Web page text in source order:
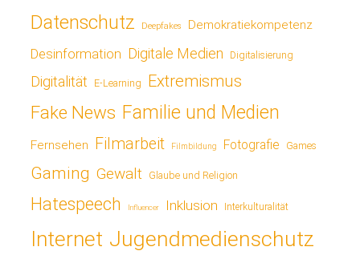
Datenschutz Deepfakes Demokratiekompetenz
Desinformation Digitale Medien Digitalisierung
Digitalität E-Learning Extremismus
Fake News Familie und Medien
Fernsehen Filmarbeit Filmbildung Fotografie Games
Gaming Gewalt Glaube und Religion
Hatespeech Influencer Inklusion Interkulturalität
Internet Jugendmedienschutz